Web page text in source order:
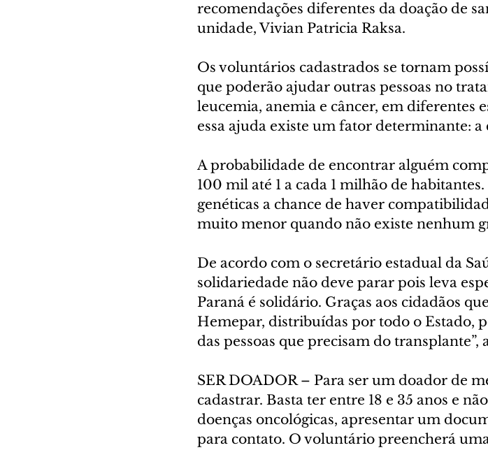
recomendações diferentes da doação de
unidade, Vivian Patricia Raksa.
Os voluntários cadastrados se tornam
que poderão ajudar outras pessoas no
leucemia, anemia e câncer, em diferentes
essa ajuda existe um fator determinante:
A probabilidade de encontrar alguém
100 mil até 1 a cada 1 milhão de
genéticas a chance de haver
muito menor quando não existe nenhum
De acordo com o secretário estadual da
solidariedade não deve parar pois leva
Paraná é solidário. Graças aos cidadãos
Hemepar, distribuídas por todo o Estado,
das pessoas que precisam do transplante”,
SER DOADOR – Para ser um doador de
cadastrar. Basta ter entre 18 e 35 anos e
doenças oncológicas, apresentar um
para contato. O voluntário preencherá